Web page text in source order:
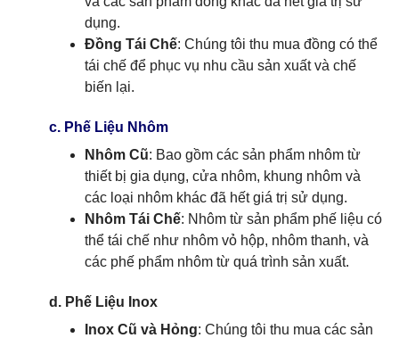
dụng.
Đồng Tái Chế: Chúng tôi thu mua đồng có thể
tái chế để phục vụ nhu cầu sản xuất và chế
biến lại.
c. Phế Liệu Nhôm
Nhôm Cũ: Bao gồm các sản phẩm nhôm từ
thiết bị gia dụng, cửa nhôm, khung nhôm và
các loại nhôm khác đã hết giá trị sử dụng.
Nhôm Tái Chế: Nhôm từ sản phẩm phế liệu có
thể tái chế như nhôm vỏ hộp, nhôm thanh, và
các phế phẩm nhôm từ quá trình sản xuất.
d. Phế Liệu Inox
Inox Cũ và Hỏng: Chúng tôi thu mua các sản